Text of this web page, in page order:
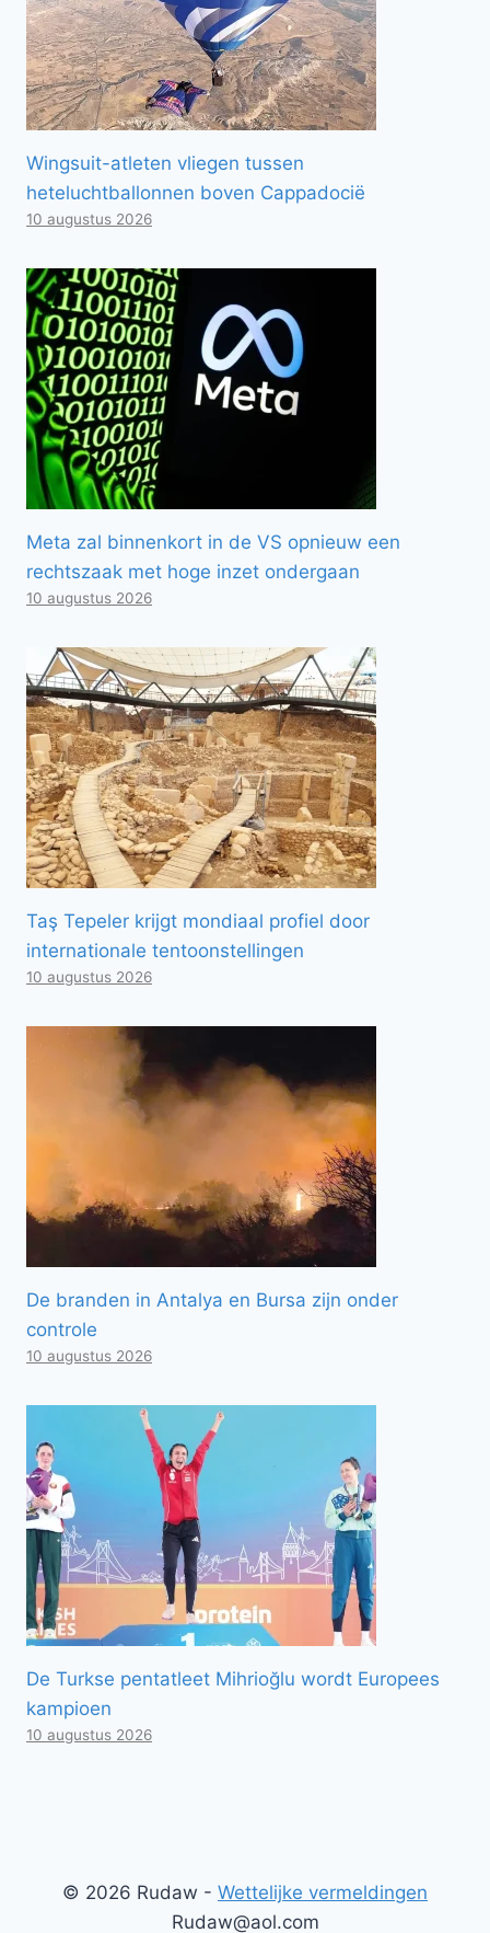
Wingsuit-atleten vliegen tussen
heteluchtballonnen boven Cappadocië
10 augustus 2026
Meta zal binnenkort in de VS opnieuw een
rechtszaak met hoge inzet ondergaan
10 augustus 2026
Taş Tepeler krijgt mondiaal profiel door
internationale tentoonstellingen
10 augustus 2026
De branden in Antalya en Bursa zijn onder
controle
10 augustus 2026
De Turkse pentatleet Mihrioğlu wordt Europees
kampioen
10 augustus 2026
© 2026 Rudaw - Wettelijke vermeldingen
Rudaw@aol.com